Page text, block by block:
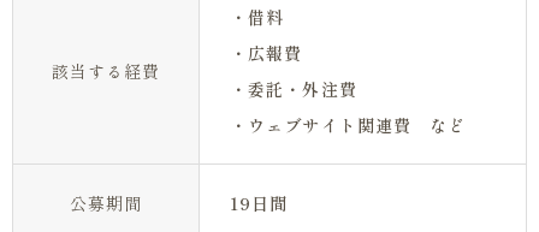
該当する経費
・借料
・広報費
・委託・外注費
・ウェブサイト関連費 など
公募期間 19日間